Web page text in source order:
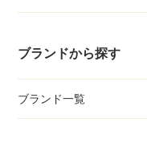
ブランドから探す
ブランド一覧